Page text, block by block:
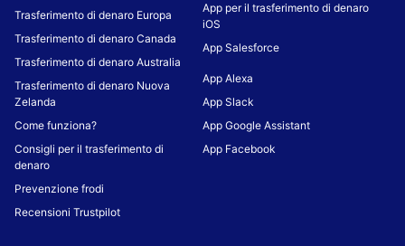
Trasferimento di denaro Europa
Trasferimento di denaro Canada
Trasferimento di denaro Australia
Trasferimento di denaro Nuova
Zelanda
Come funziona?
Consigli per il trasferimento di
denaro
Prevenzione frodi
Recensioni Trustpilot
App per il trasferimento di denaro
iOS
App Salesforce
App Alexa
App Slack
App Google Assistant
App Facebook